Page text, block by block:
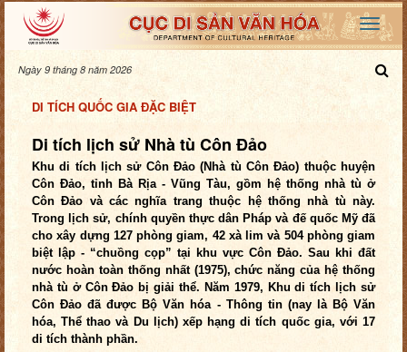
Ngày 9 tháng 8 năm 2026
DI TÍCH QUỐC GIA ĐẶC BIỆT
Di tích lịch sử Nhà tù Côn Đảo
Khu di tích lịch sử Côn Đảo (Nhà tù Côn Đảo) thuộc huyện
Côn Đảo, tỉnh Bà Rịa - Vũng Tàu, gồm hệ thống nhà tù ở
Côn Đảo và các nghĩa trang thuộc hệ thống nhà tù này.
Trong lịch sử, chính quyền thực dân Pháp và đế quốc Mỹ đã
cho xây dựng 127 phòng giam, 42 xà lim và 504 phòng giam
biệt lập - “chuồng cọp” tại khu vực Côn Đảo. Sau khi đất
nước hoàn toàn thống nhất (1975), chức năng của hệ thống
nhà tù ở Côn Đảo bị giải thể. Năm 1979, Khu di tích lịch sử
Côn Đảo đã được Bộ Văn hóa - Thông tin (nay là Bộ Văn
hóa, Thể thao và Du lịch) xếp hạng di tích quốc gia, với 17
di tích thành phần.